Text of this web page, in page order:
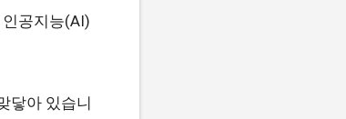
공지능(AI)
닿아 있습니